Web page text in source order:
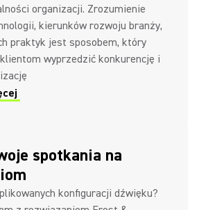
organizacji. Zrozumienie
kierunków rozwoju branży,
praktyk jest sposobem, który
wyprzedzić konkurencję i
spotkania na
konfiguracji dźwięku?